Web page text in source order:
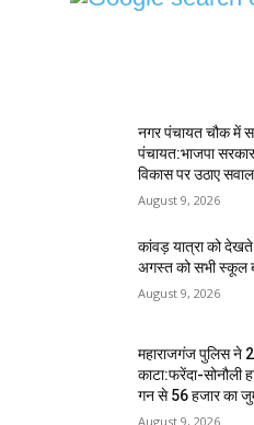
नगर पंचायत चौक में
पंचायत:भाजपा सरकार
विकास पर उठाए सवाल
August 9, 2026
कांवड़ यात्रा को
अगस्त को सभी स्कूल
August 9, 2026
महाराजगंज पुलिस ने
काटा:फरेंदा-सोनौली
गन से ₹56 हजार का
August 9, 2026